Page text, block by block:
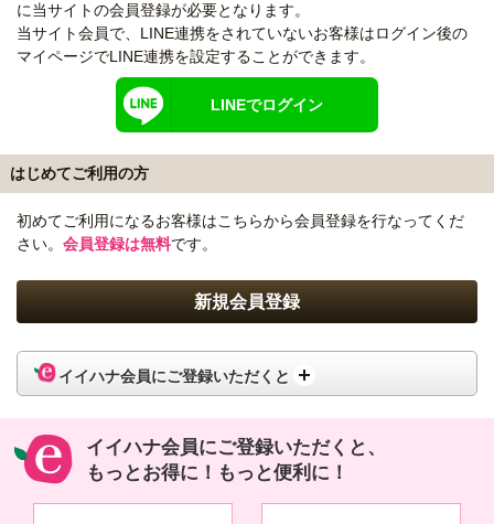
に当サイトの会員登録が必要となります。
当サイト会員で、LINE連携をされていないお客様はログイン後の
マイページでLINE連携を設定することができます。
LINEでログイン
はじめてご利用の方
初めてご利用になるお客様はこちらから会員登録を行なってくだ
さい。 会員登録は無料です。
イイハナ会員にご登録いただくと
イイハナ会員にご登録いただくと、
もっとお得に！もっと便利に！